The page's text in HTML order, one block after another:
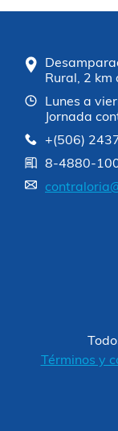
Rural, 2 km
Lunes a
Jornada
+(506)
8-4880-
Términos y